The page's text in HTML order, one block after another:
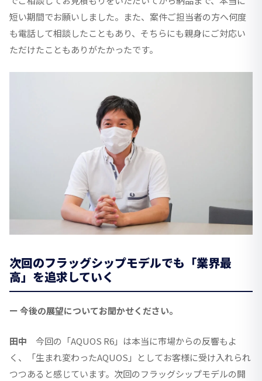
短い期間でお願いしました。また、案件ご担当者の方へ何度
も電話して相談したこともあり、そちらにも親身にご対応い
ただけたこともありがたかったです。
次回のフラッグシップモデルでも「業界最
高」を追求していく
ー 今後の展望についてお聞かせください。
田中 今回の「AQUOS R6」は本当に市場からの反響もよ
く、「生まれ変わったAQUOS」としてお客様に受け入れられ
つつあると感じています。次回のフラッグシップモデルの開